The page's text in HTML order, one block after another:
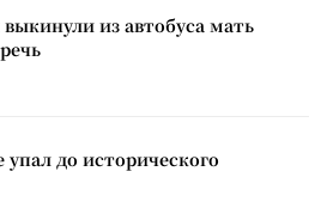
из автобуса мать
до исторического